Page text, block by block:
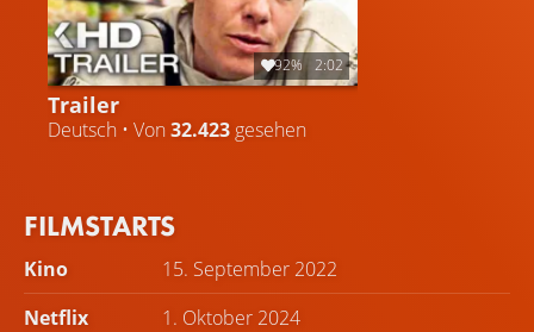
92% 2:02
Trailer
Deutsch • Von32.423 gesehen
FILMSTARTS
Kino
15. September 2022
Netflix
1. Oktober 2024